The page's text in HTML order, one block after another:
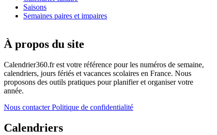
Saisons
Semaines paires et impaires
À propos du site
Calendrier360.fr est votre référence pour les numéros de semaine,
calendriers, jours fériés et vacances scolaires en France. Nous
proposons des outils pratiques pour planifier et organiser votre
année.
Nous contacterPolitique de confidentialité
Calendriers